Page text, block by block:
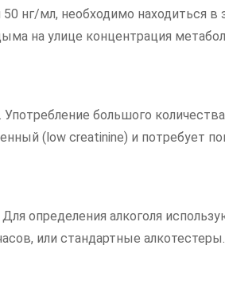
нг/мл, необходимо находиться в
на улице концентрация
большого
(low creatinine) и потребует
определения алкоголя
или стандартные алкотестеры.